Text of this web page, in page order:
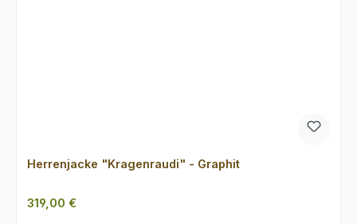
Herrenjacke "Kragenraudi" - Graphit
Regulärer Preis:
319,00 €